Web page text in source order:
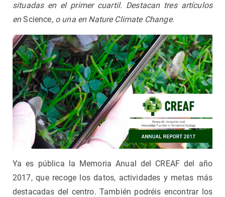
situadas en el primer cuartil. Destacan tres artículos
enScience, o una en Nature Climate Change.
Ya es pública la Memoria Anual del CREAF del año
2017, que recoge los datos, actividades y metas más
destacadas del centro. También podréis encontrar los